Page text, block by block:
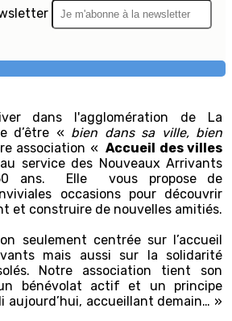
dans l'agglomération de La
d’être « bien dans sa ville, bien
association « Accueil des villes
service des Nouveaux Arrivants
ans. Elle vous propose de
occasions pour découvrir
et construire de nouvelles amitiés.
seulement centrée sur l’accueil
mais aussi sur la solidarité
Notre association tient son
bénévolat actif et un principe
aujourd’hui, accueillant demain… »